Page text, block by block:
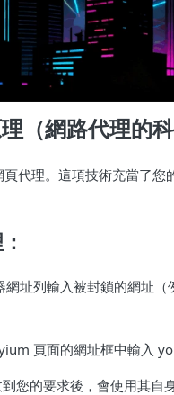
（網路代理的科
代理。這項技術充當了您
網址列輸入被封鎖的網址
頁面的網址框中輸入
您的要求後，會使用其自